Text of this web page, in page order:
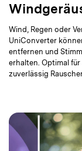
Wind, Regen oder
UniConverter
entfernen und
erhalten. Optimal
zuverlässig